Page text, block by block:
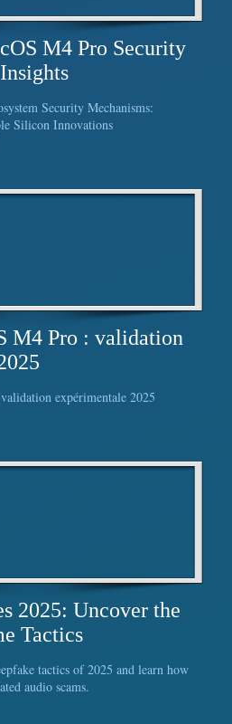
M4 Pro Security
Security Mechanisms:
Silicon Innovations
M4 Pro : validation
expérimentale 2025
2025: Uncover the
Tactics
tactics of 2025 and learn how
audio scams.